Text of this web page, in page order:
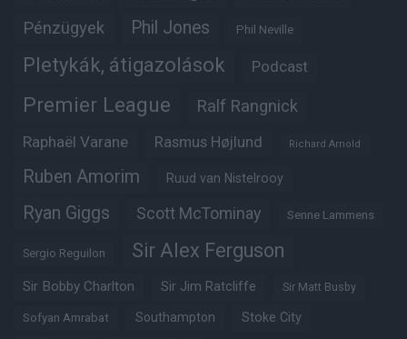
Pénzügyek Phil Jones Phil Neville
Pletykák, átigazolások Podcast
Premier League Ralf Rangnick
Raphaël Varane Rasmus Højlund Richard Arnold
Ruben Amorim Ruud van Nistelrooy
Ryan Giggs Scott McTominay Senne Lammens
Sergio Reguilon Sir Alex Ferguson
Sir Bobby Charlton Sir Jim Ratcliffe Sir Matt Busby
Sofyan Amrabat Southampton Stoke City